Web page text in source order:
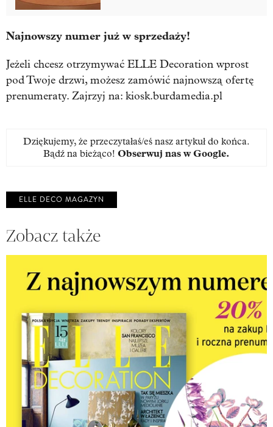
Najnowszy numer już w sprzedaży!
Jeżeli chcesz otrzymywać ELLE Decoration wprost
pod Twoje drzwi, możesz zamówić najnowszą ofertę
prenumeraty. Zajrzyj na: kiosk.burdamedia.pl
Dziękujemy, że przeczytałaś/eś nasz artykuł do końca.
Bądź na bieżąco! Obserwuj nas w Google.
ELLE DECO MAGAZYN
Zobacz także